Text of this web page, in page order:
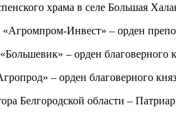
храма в селе Большая
Инвест» – орден
– орден благоверного
– орден благоверного
Белгородской области –